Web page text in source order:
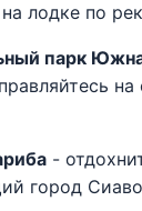
лодке по
парк
-
город